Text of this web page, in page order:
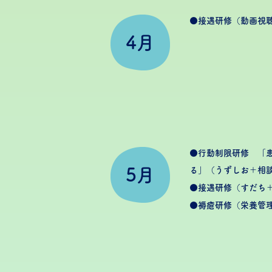
4月
●接遇研修（動画視
5月
●行動制限研修 「
る」（うずしお＋相
●接遇研修（すだち
●褥瘡研修（栄養管